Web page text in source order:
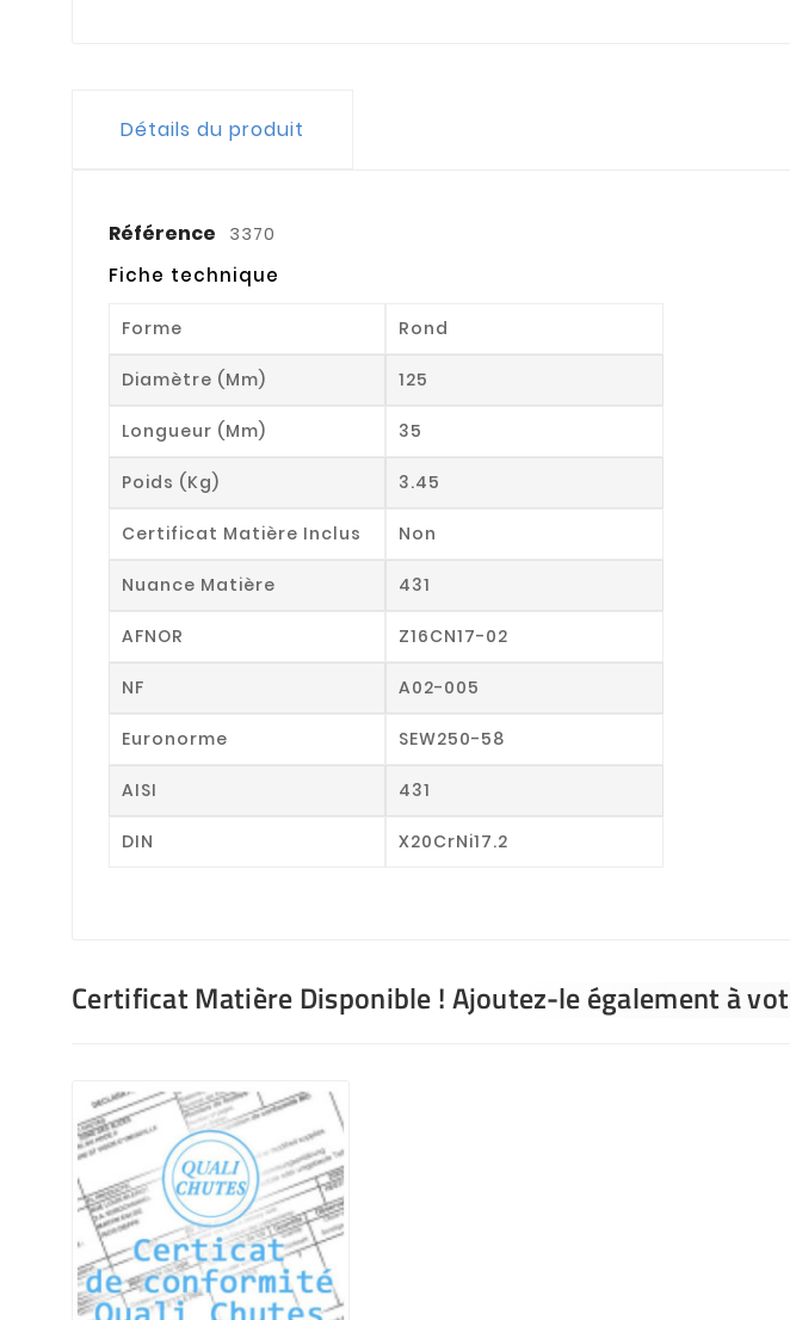
Détails du produit
Référence 3370
Fiche technique
Forme Rond
Diamètre (mm) 125
Longueur (mm) 35
Poids (kg) 3.45
Certificat Matière Inclus Non
Nuance Matière 431
AFNOR Z16CN17-02
NF A02-005
Euronorme SEW250-58
AISI 431
DIN X20CrNi17.2
Certificat Matière Disponible ! Ajoutez-le également à